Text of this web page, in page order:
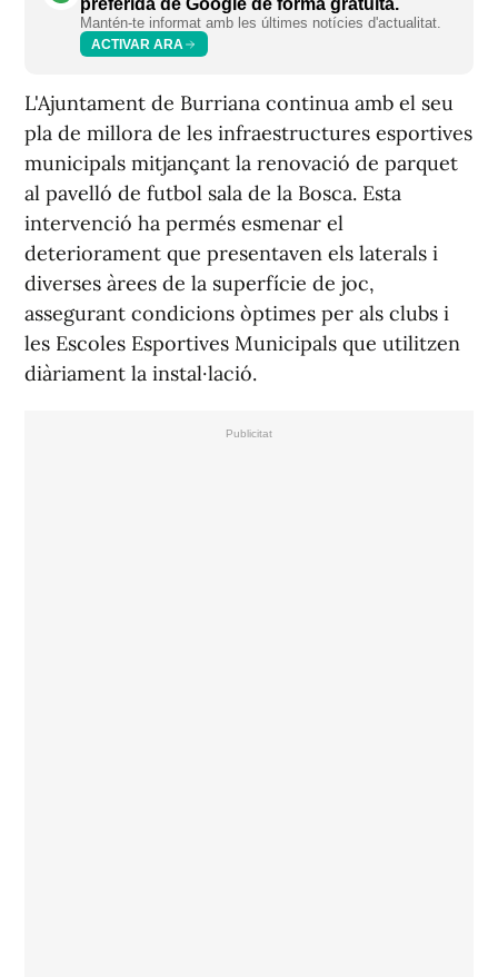
preferida de Google de forma gratuïta.
Mantén-te informat amb les últimes notícies d'actualitat.
ACTIVAR ARA
L'Ajuntament de Burriana continua amb el seu
pla de millora de les infraestructures esportives
municipals mitjançant la renovació de parquet
al pavelló de futbol sala de la Bosca. Esta
intervenció ha permés esmenar el
deteriorament que presentaven els laterals i
diverses àrees de la superfície de joc,
assegurant condicions òptimes per als clubs i
les Escoles Esportives Municipals que utilitzen
diàriament la instal·lació.